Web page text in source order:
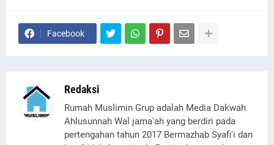
Facebook
Redaksi
Rumah Muslimin Grup adalah Media Dakwah
Ahlusunnah Wal jama'ah yang berdiri pada
pertengahan tahun 2017 Bermazhab Syafi'i dan